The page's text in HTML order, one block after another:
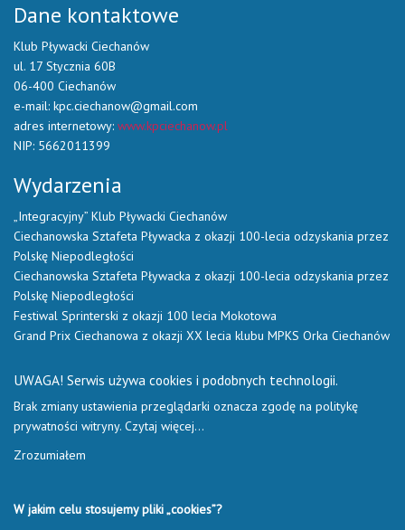
Dane kontaktowe
Klub Pływacki Ciechanów
ul. 17 Stycznia 60B
06-400 Ciechanów
e-mail: kpc.ciechanow@gmail.com
adres internetowy: www.kpciechanow.pl
NIP: 5662011399
Wydarzenia
„Integracyjny” Klub Pływacki Ciechanów
Ciechanowska Sztafeta Pływacka z okazji 100-lecia odzyskania przez
Polskę Niepodległości
Ciechanowska Sztafeta Pływacka z okazji 100-lecia odzyskania przez
Polskę Niepodległości
Festiwal Sprinterski z okazji 100 lecia Mokotowa
Grand Prix Ciechanowa z okazji XX lecia klubu MPKS Orka Ciechanów
UWAGA! Serwis używa cookies i podobnych technologii.
Brak zmiany ustawienia przeglądarki oznacza zgodę na politykę
prywatności witryny. Czytaj więcej…
Zrozumiałem
W jakim celu stosujemy pliki „cookies”?